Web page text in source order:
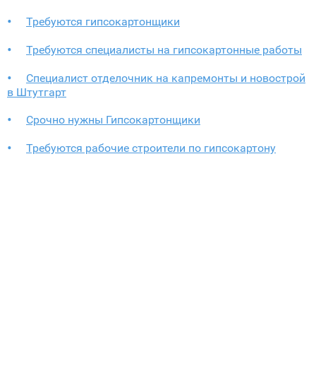
Требуются гипсокартонщики
Требуются специалисты на гипсокартонные работы
Специалист отделочник на капремонты и новострой
в Штутгарт
Срочно нужны Гипсокартонщики
Требуются рабочие строители по гипсокартону